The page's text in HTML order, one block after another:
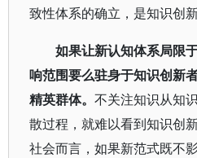
致性体系的确立，是知识创新
如果让新认知体系局限
响范围要么驻身于知识创新
精英群体。 不关注知识从知
散过程，就难以看到知识创
社会而言，如果新范式既不